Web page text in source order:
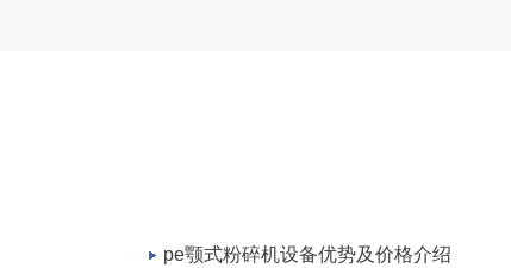
pe颚式粉碎机设备优势及价格介绍